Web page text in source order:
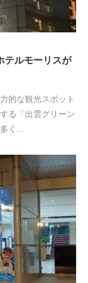
テルモーリスが
的な観光スポット
る「出雲グリーン
多く…